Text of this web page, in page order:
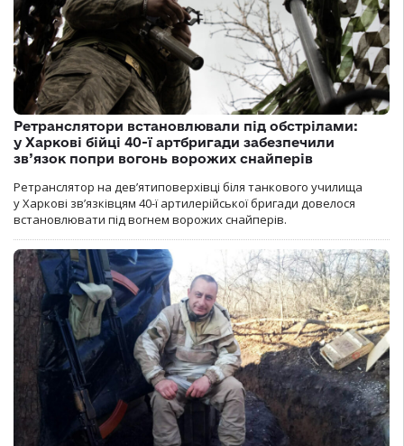
Ретранслятори встановлювали під обстрілами:
у Харкові бійці 40-ї артбригади забезпечили
зв’язок попри вогонь ворожих снайперів
Ретранслятор на дев’ятиповерхівці біля танкового училища
у Харкові зв’язківцям 40-ї артилерійської бригади довелося
встановлювати під вогнем ворожих снайперів.